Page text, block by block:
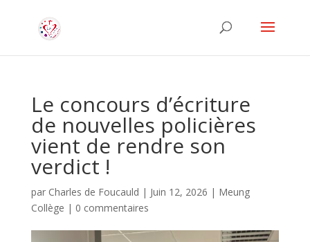
Le concours d’écriture
de nouvelles policières
vient de rendre son
verdict !
par Charles de Foucauld | Juin 12, 2026 | Meung
Collège | 0 commentaires